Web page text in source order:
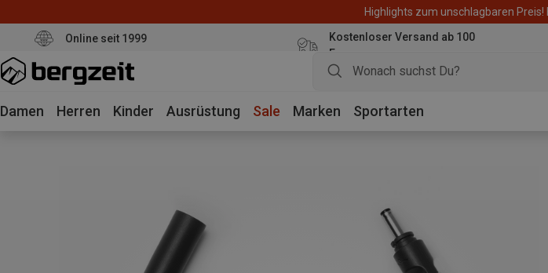
Highlights zum unschlagbaren Preis!
Online seit 1999
Kostenloser Versand ab 100
Euro
Damen Herren Kinder Ausrüstung Sale Marken Sportarten